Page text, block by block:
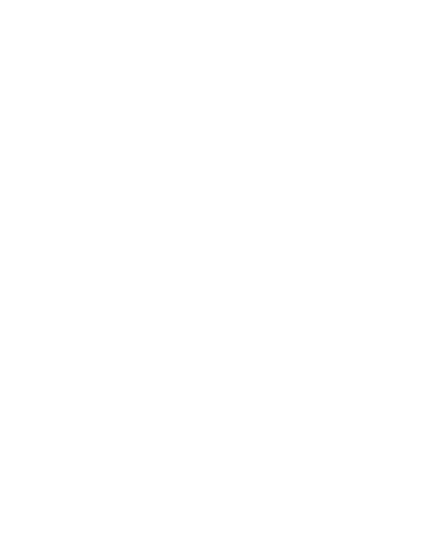
angeboten, das Brautkleid zu entwerfen, konnte aber nicht
Kleid von Valentino. Noch schlimmer wurde es, als Sänger
Seitdem hat sich die Lage stetig verschlechtert. Brooklyn
Geburtstagsfeier im vergangenen Mai, noch gratulierte er
Immerhin: Brooklyns Großeltern hat er nicht blockiert. Er
beiden Großeltern-Paaren - Tony und Jackie Adams sowie Ted